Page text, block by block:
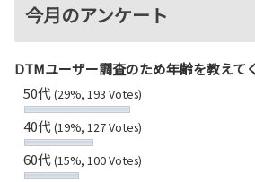
今月のアンケート
DTMユーザー調査のため年齢を教えて
50代(29%, 193 Votes)
40代(19%, 127 Votes)
60代(15%, 100 Votes)